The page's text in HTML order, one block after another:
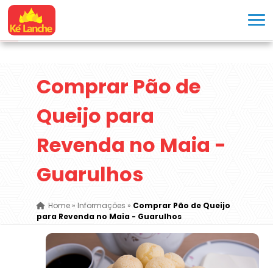
Comprar Pão de
Queijo para
Revenda no Maia -
Guarulhos
Home» Informações » Comprar Pão de Queijo
para Revenda no Maia - Guarulhos